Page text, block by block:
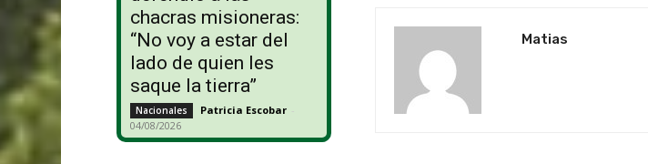
chacras misioneras:
“No voy a estar del
lado de quien les
saque la tierra”
Nacionales Patricia Escobar -
04/08/2026
Matias